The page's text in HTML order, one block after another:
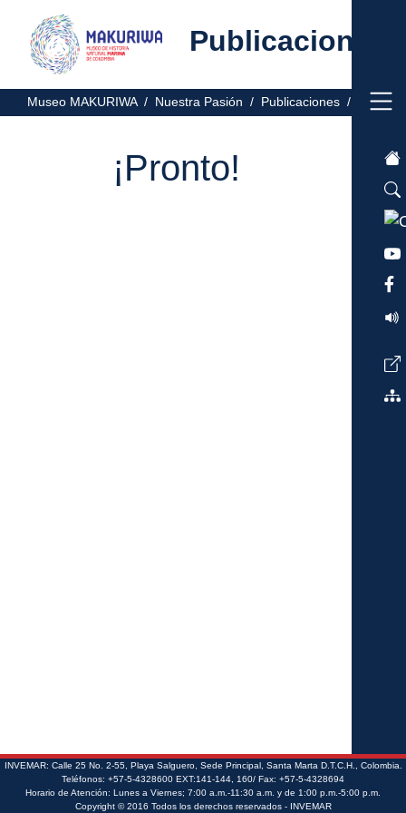
Publicaciones
Museo MAKURIWA / Nuestra Pasión / Publicaciones /
¡Pronto!
INVEMAR: Calle 25 No. 2-55, Playa Salguero, Sede Principal, Santa Marta D.T.C.H., Colombia.
Teléfonos: +57-5-4328600 EXT:141-144, 160/ Fax: +57-5-4328694
Horario de Atención: Lunes a Viernes; 7:00 a.m.-11:30 a.m. y de 1:00 p.m.-5:00 p.m.
Copyright © 2016 Todos los derechos reservados - INVEMAR